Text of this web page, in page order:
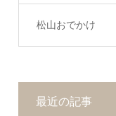
松山おでかけ
最近の記事